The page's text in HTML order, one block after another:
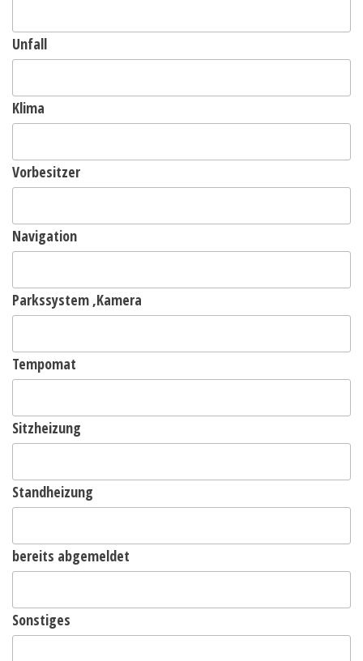
Unfall
Klima
Vorbesitzer
Navigation
Parkssystem ,Kamera
Tempomat
Sitzheizung
Standheizung
bereits abgemeldet
Sonstiges